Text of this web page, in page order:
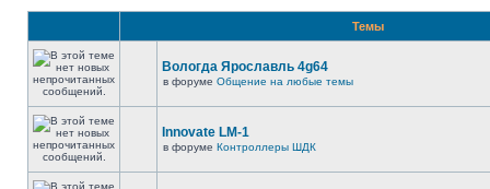
Темы
Вологда Ярославль 4g64
в форуме Общение на любые темы
Innovate LM-1
в форуме Контроллеры ШДК